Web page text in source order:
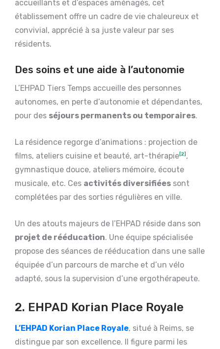
accueillants et d’espaces aménagés, cet
établissement offre un cadre de vie chaleureux et
convivial, apprécié à sa juste valeur par ses
résidents.
Des soins et une aide à l’autonomie
L’EHPAD Tiers Temps accueille des personnes
autonomes, en perte d’autonomie et dépendantes,
pour des séjours permanents ou temporaires.
La résidence regorge d’animations : projection de
films, ateliers cuisine et beauté, art-thérapie[2] ,
gymnastique douce, ateliers mémoire, écoute
musicale, etc. Ces activités diversifiées sont
complétées par des sorties régulières en ville.
Un des atouts majeurs de l’EHPAD réside dans son
projet de rééducation. Une équipe spécialisée
propose des séances de rééducation dans une salle
équipée d’un parcours de marche et d’un vélo
adapté, sous la supervision d’une ergothérapeute.
2. EHPAD Korian Place Royale
L’EHPAD Korian Place Royale, situé à Reims, se
distingue par son excellence. Il figure parmi les